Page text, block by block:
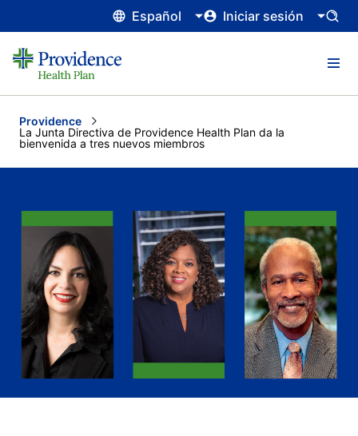
Español Iniciar sesión
Providence
Current:
La Junta Directiva de Providence Health Plan da la
bienvenida a tres nuevos miembros